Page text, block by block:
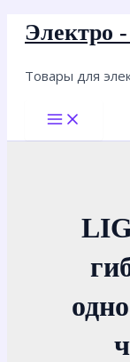
Перейти
содержимому
Электро
Товары для
Main
Menu